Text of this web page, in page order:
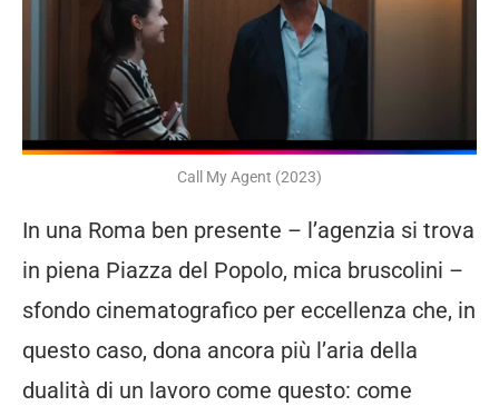
Call My Agent (2023)
In una Roma ben presente – l’agenzia si trova
in piena Piazza del Popolo, mica bruscolini –
sfondo cinematografico per eccellenza che, in
questo caso, dona ancora più l’aria della
dualità di un lavoro come questo: come